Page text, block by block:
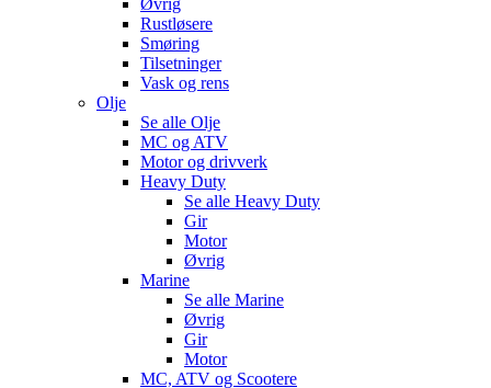
Rustløsere
Smøring
Tilsetninger
Vask og rens
Olje
Se alle Olje
MC og ATV
Motor og drivverk
Heavy Duty
Se alle Heavy Duty
Gir
Motor
Øvrig
Marine
Se alle Marine
Øvrig
Gir
Motor
MC, ATV og Scootere